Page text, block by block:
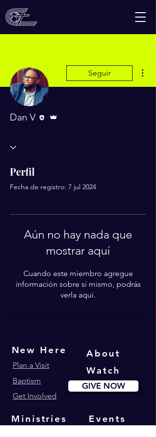
Seguir
Dan V
Perfil
Fecha de registro: 7 jul 2024
Aún no hay nada que
mostrar aquí
Cuando este miembro agregue
información sobre sí mismo, podrás
verla aquí.
About
New Here
Plan a Visit
Baptism
GIVE NOW
Get Involved
Watch
Ministries Events